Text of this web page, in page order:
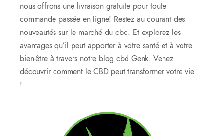
nous offrons une livraison gratuite pour toute
commande passée en ligne! Restez au courant des
nouveautés sur le marché du cbd. Et explorez les
avantages qu’il peut apporter à votre santé et à votre
bien-être à travers notre blog cbd Genk. Venez
découvrir comment le CBD peut transformer votre vie
!